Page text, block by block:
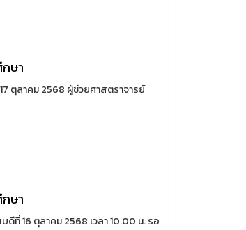
ษา
ตุลาคม 2568 ผู้ช่วยศาสตราจารย์
ษา
ที่ 16 ตุลาคม 2568 เวลา 10.00 น. รอ